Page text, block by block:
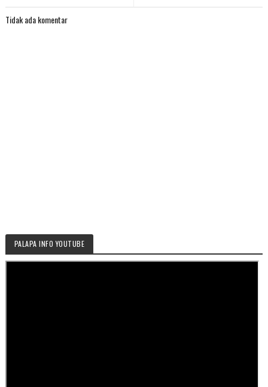
Tidak ada komentar
PALAPA INFO YOUTUBE